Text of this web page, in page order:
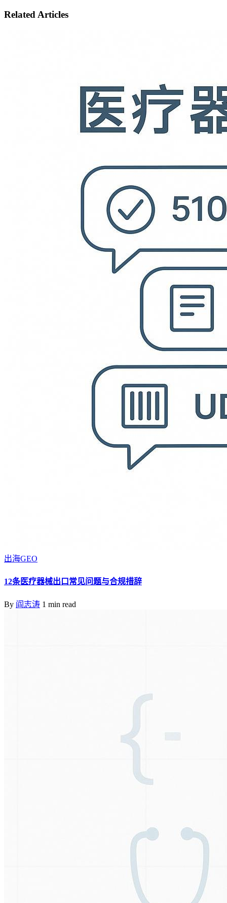
Related Articles
出海GEO
12条医疗器械出口常见问题与合规措辞
By 阎志涛 1 min read